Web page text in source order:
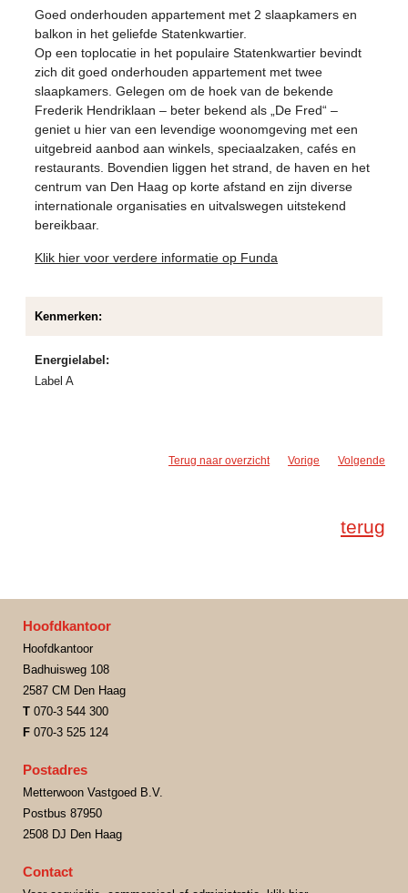
Goed onderhouden appartement met 2 slaapkamers en
balkon in het geliefde Statenkwartier.
Op een toplocatie in het populaire Statenkwartier bevindt
zich dit goed onderhouden appartement met twee
slaapkamers. Gelegen om de hoek van de bekende
Frederik Hendriklaan – beter bekend als „De Fred“ –
geniet u hier van een levendige woonomgeving met een
uitgebreid aanbod aan winkels, speciaalzaken, cafés en
restaurants. Bovendien liggen het strand, de haven en het
centrum van Den Haag op korte afstand en zijn diverse
internationale organisaties en uitvalswegen uitstekend
bereikbaar.
Klik hier voor verdere informatie op Funda
Kenmerken:
Energielabel:
Label A
Terug naar overzicht Vorige Volgende
terug
Hoofdkantoor
Hoofdkantoor
Badhuisweg 108
2587 CM Den Haag
T 070-3 544 300
F 070-3 525 124
Postadres
Metterwoon Vastgoed B.V.
Postbus 87950
2508 DJ Den Haag
Contact